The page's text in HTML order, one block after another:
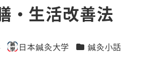
・生活改善法
著
日本鍼灸大学 カテゴリー
鍼灸小話